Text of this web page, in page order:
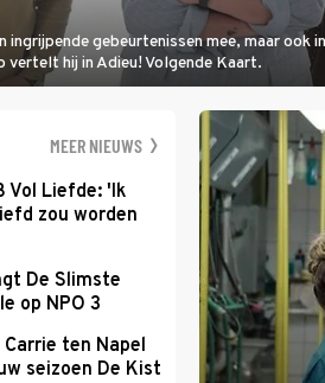
ingrijpende gebeurtenissen mee, maar ook
vertelt hij in Adieu! Volgende Kaart.
MEER NIEUWS
Vol Liefde: 'Ik
zou worden
De Slimste
op NPO 3
ten Napel
seizoen De Kist